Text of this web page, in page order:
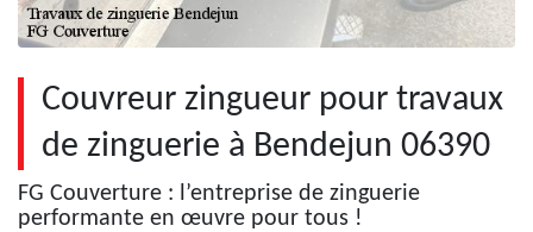
Couvreur zingueur pour travaux
de zinguerie à Bendejun 06390
FG Couverture : l’entreprise de zinguerie
performante en œuvre pour tous !